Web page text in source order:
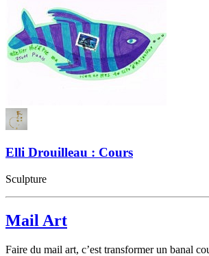
Elli Drouilleau : Cours
Sculpture
Mail Art
Faire du mail art, c’est transformer un banal